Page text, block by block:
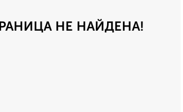
НЕ НАЙДЕНА!